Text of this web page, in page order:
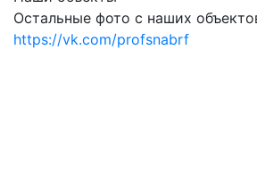
Остальные фото с наших
https://vk.com/profsnabrf